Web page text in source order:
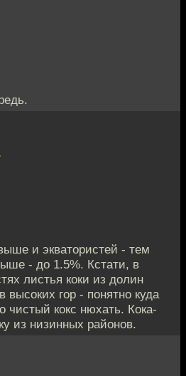
и экватористей - тем
- до 1.5%. Кстати, в
листья коки из долин
высоких гор - понятно куда
чистый кокс нюхать. Кока-
из низинных районов.